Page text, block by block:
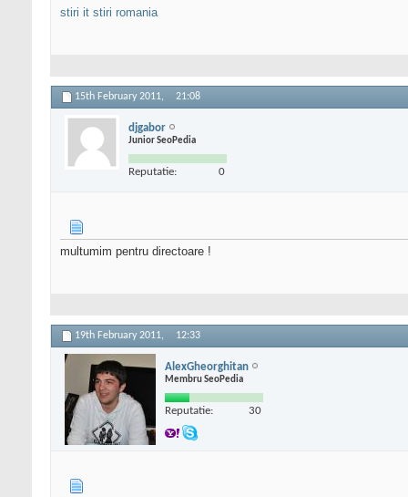
stiri it stiri romania
15th February 2011, 21:08
djgabor
Junior SeoPedia
Reputatie: 0
multumim pentru directoare !
19th February 2011, 12:33
AlexGheorghitan
Membru SeoPedia
Reputatie: 30